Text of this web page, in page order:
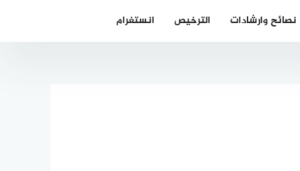
نصائح وارشادات الترخيص انستغرام